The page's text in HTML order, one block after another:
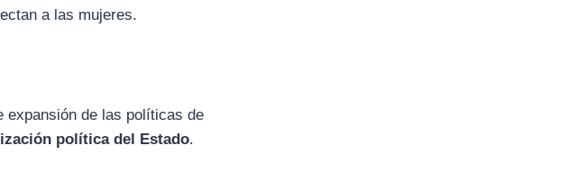
a las mujeres.
expansión de las políticas de
política del Estado.